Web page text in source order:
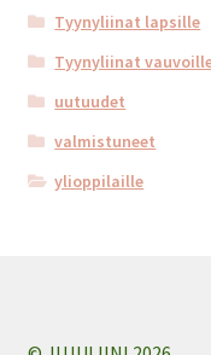
Tyynyliinat lapsille
Tyynyliinat
uutuudet
valmistuneet
ylioppilaille